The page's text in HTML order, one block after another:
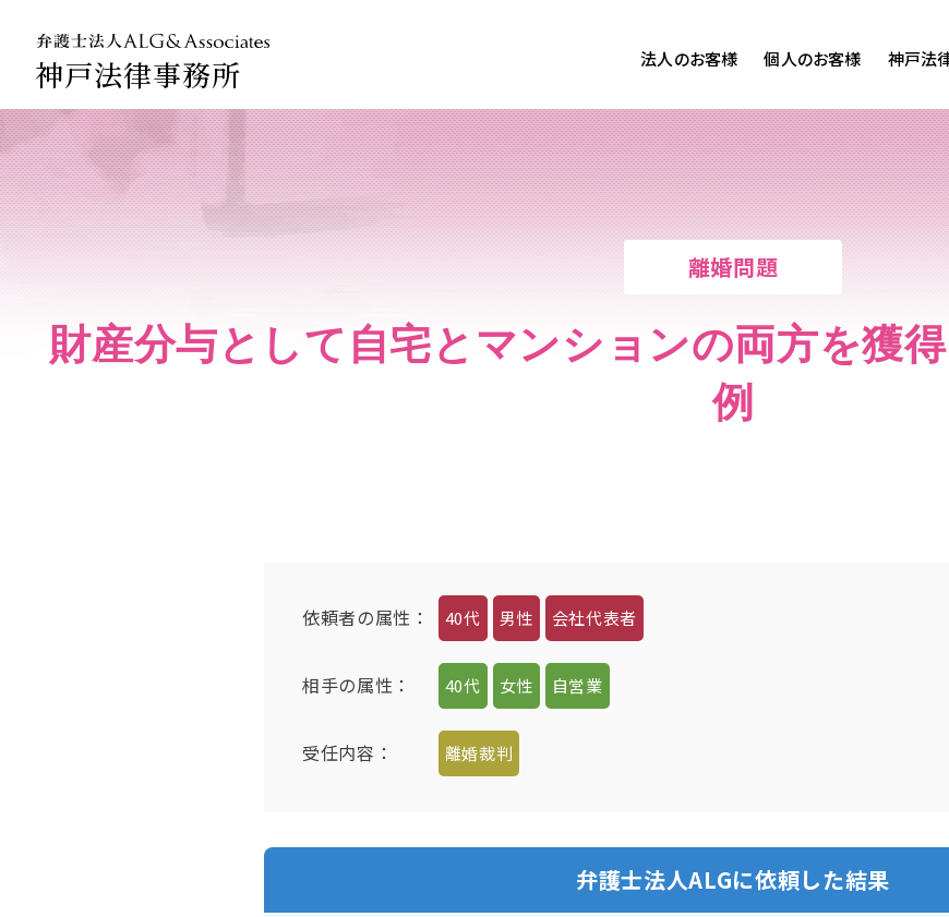
神戸法律事務所 法人のお客様
法人のお客様ご相談
個人のお客様
損害賠償
神戸法
離婚問題
財産分与として自宅とマンションの両方を獲
例
依頼者の属性 ： 40代 男性 会社代表者
相手の属性 ： 40代 女性 自営業
受任内容 ： 離婚裁判
弁護士法人ALGに依頼した結果